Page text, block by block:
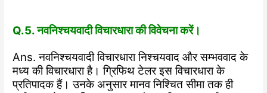
Q.5. नवनिश्चयवादी विचारधारा की विवेचना करें।
Ans. नवनिश्चयवादी विचारधारा निश्चयवाद और सम्भववाद के
मध्य की विचारधारा है। ग्रिफिथ टेलर इस विचारधारा के
प्रतिपादक हैं। उनके अनुसार मानव निश्चित सीमा तक ही